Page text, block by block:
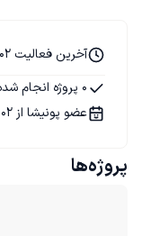
آخرین فعالیت 02 مهر 1404
0 پروژه انجام شده
عضو پونیشا از 02 مهر 1404
پروژه‌ها